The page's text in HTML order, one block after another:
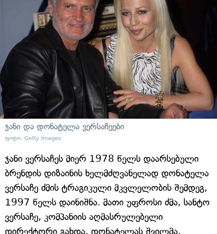
ჯანი და დონატელა ვერსაჩეები
ფოტო: Getty Images
ჯანი ვერსაჩეს მიერ 1978 წელს დაარსებული
ბრენდის დიზაინის ხელმძღვანელად დონატელა
ვერსაჩე ძმის ტრაგიკული მკვლელობის შემდეგ,
1997 წელს დაინიშნა. მათი უფროსი ძმა, სანტო
ვერსაჩე, კომპანიის აღმასრულებელი
დირექტორი გახდა, დონატელას შვილმა,